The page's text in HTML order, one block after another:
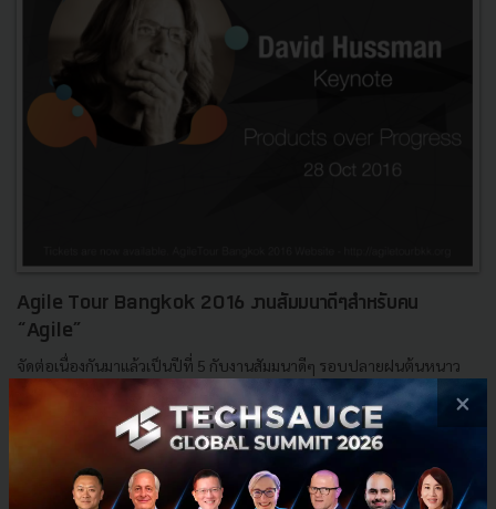
Agile Tour Bangkok 2016 งานสัมมนาดีๆสำหรับคน
“Agile”
จัดต่อเนื่องกันมาแล้วเป็นปีที่ 5 กับงานสัมมนาดีๆ รอบปลายฝนต้นหนาว
“Agile Tour Bangkok 2016” ด้วยกระแสความร้อนแรงของ “Agile” ในปี
ที่ผ่านมา หลายบริษัทยักษ์ใหญ่ หรือแม้แต่วงการสตาร์ท...
| ByTechsauce Team
×